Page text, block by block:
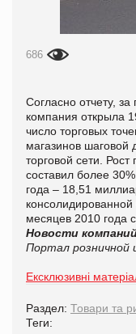
686
Согласно отчету,
компания открыла
число торговых
магазинов шаговой
торговой сети.
составил более
года – 18,51
месяцев 2010 года
Новости
Портал розничной
Ексклюзивні
Раздел: Товари та
Теги: